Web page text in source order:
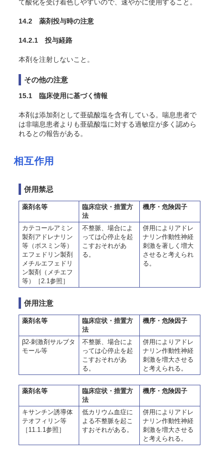
て酸化を受け着色しやすいので、速やかに使用すること。
14.2 薬剤投与時の注意
14.2.1 投与経路
本剤を注射しないこと。
その他の注意
15.1 臨床使用に基づく情報
本剤は添加剤として亜硫酸塩を含有している。喘息患者で
は非喘息患者よりも亜硫酸塩に対する過敏症が多く認めら
れるとの報告がある。
相互作用
併用禁忌
薬剤名等
臨床症状・措置方
法
機序・危険因子
カテコールアミン
製剤アドレナリン
等（ボスミン等）
エフェドリン製剤
メチルエフェドリ
ン製剤（メチエフ
等）［2.1参照］
不整脈、場合によ
っては心停止を起
こすおそれがあ
る。
併用によりアドレ
ナリン作動性神経
刺激を著しく増大
させると考えられ
る。
併用注意
薬剤名等
臨床症状・措置方
法
機序・危険因子
β2-刺激剤サルブタ
モール等
不整脈、場合によ
っては心停止を起
こすおそれがあ
る。
併用によりアドレ
ナリン作動性神経
刺激を増大させる
と考えられる。
薬剤名等
臨床症状・措置方
法
機序・危険因子
キサンチン誘導体
テオフィリン等
［11.1.1参照］
低カリウム血症に
よる不整脈を起こ
すおそれがある。
併用によりアドレ
ナリン作動性神経
刺激を増大させる
と考えられる。